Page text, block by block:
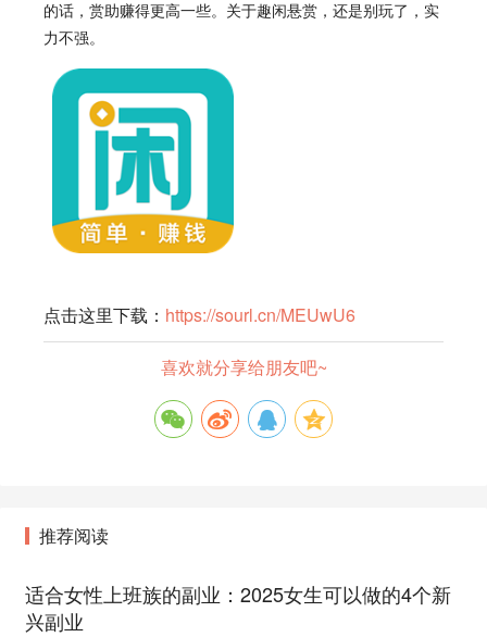
的话，赏助赚得更高一些。关于趣闲悬赏 ，还是别玩了，实
力不强。
点击这里下载： https://sourl.cn/MEUwU6
喜欢就分享给朋友吧~
推荐阅读
适合女性上班族的副业：2025女生可以做的4个新
兴副业